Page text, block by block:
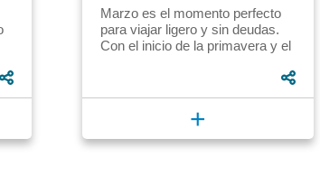
Marzo es el momento perfecto
para viajar ligero y sin deudas.
Con el inicio de la primavera y el
+